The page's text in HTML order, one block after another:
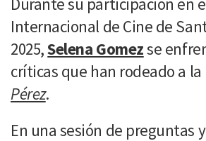
Internacional de Cine de
2025,Selena Gomezse
críticas que han rodeado a
Pérez.
En una sesión de preguntas